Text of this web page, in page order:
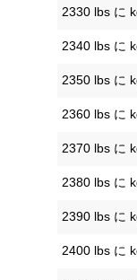
2330 lbs に
2340 lbs に
2350 lbs に
2360 lbs に
2370 lbs に
2380 lbs に
2390 lbs に
2400 lbs に